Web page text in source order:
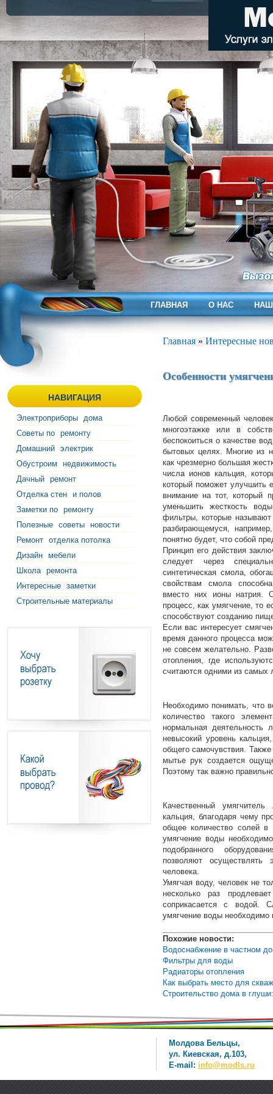
ГЛАВНАЯ О НАС
НАВИГАЦИЯ
Электроприборы дома
Советы по ремонту
Домашний электрик
Обустроим
недвижимость
Дачный ремонт
Отделка стен
и полов
Заметки по ремонту
Полезные советы
новости
Ремонт отделка потолка
Дизайн
мебели
Школа ремонта
Интересные заметки
Строительные материалы
Главная » Интересные
Особенности
Любой современный
многоэтажке или в
беспокоиться о качестве
бытовых целях. Многие из
как чрезмерно большая
числа ионов кальция,
который поможет улучшить
внимание на тот, который
уменьшить жесткость
фильтры, которые
разбирающемуся,
понятно будет, что собой
Принцип его действия
следует через
синтетическая смола,
свойствам смола
вместо них ионы натрия.
процесс, как умягчение, то
способствуют созданию
Если вас интересует
время данного процесса
не совсем желательно.
отопления, где
считаются одними из самых
Необходимо понимать, что
количество такого
нормальная
невысокий уровень
общего самочувствия.
мытье рук создается
Поэтому так важно
Качественный
кальция, благодаря чему
общее количество солей в
умягчение воды
подобранного
позволяют осуществлять
человека.
Умягчая воду, человек не
несколько раз
соприкасается с водой.
умягчение воды необходимо
Похожие новости:
Водоснабжение в частном
Фильтры для воды
Радиаторы отопления
Как выбрать место для
Строительство дома в
Молдова Бельцы,
ул. Киевская, д.103,
E-mail: info@modls.ru